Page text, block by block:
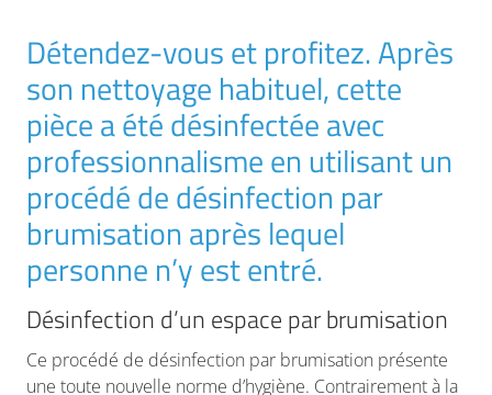
Détendez-vous et profitez. Après
son nettoyage habituel, cette
pièce a été désinfectée avec
professionnalisme en utilisant un
procédé de désinfection par
brumisation après lequel
personne n’y est entré.
Désinfection d’un espace par brumisation
Ce procédé de désinfection par brumisation présente
une toute nouvelle norme d’hygiène. Contrairement à la